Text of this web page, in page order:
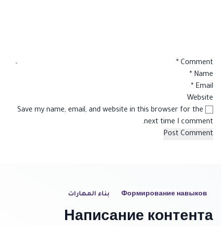
Comment
*
Name
*
Email
*
Website
Save my name, email, and website in this browser for the
next time I comment.
Формирование навыков بناء المهارات
Написание контента